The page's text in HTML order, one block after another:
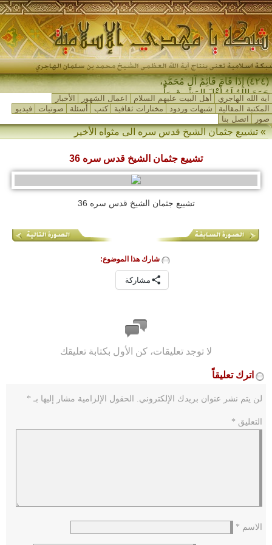
(٤٢٤) إِذَا قَامَ قَائِمُ آلِ مُحَمَّدٍ،
جَمَعَ اللهُ لَهُ أَهْلَ المَشْرِقِ وَأَهْل-
آية الله الهاجري أهل البيت عليهم السلام اعمال الشهور
الأخبار
المكتبة المقالية
شبهات وردود مختارات ثقافية كتب أسئلة صوتيات
فيديو
صور
اتصل بنا
»تشييع جثمان الشيخ قدس سره الى مثواه الأخير
تشييع جثمان الشيخ قدس سره 36
تشييع جثمان الشيخ قدس سره 36
شارك هذا الموضوع:
مشاركة
لا توجد تعليقات، كن الأول بكتابة تعليقك
اترك تعليقاً
لن يتم نشر عنوان بريدك الإلكتروني. الحقول الإلزامية مشار إليها بـ *
التعليق *
الاسم *